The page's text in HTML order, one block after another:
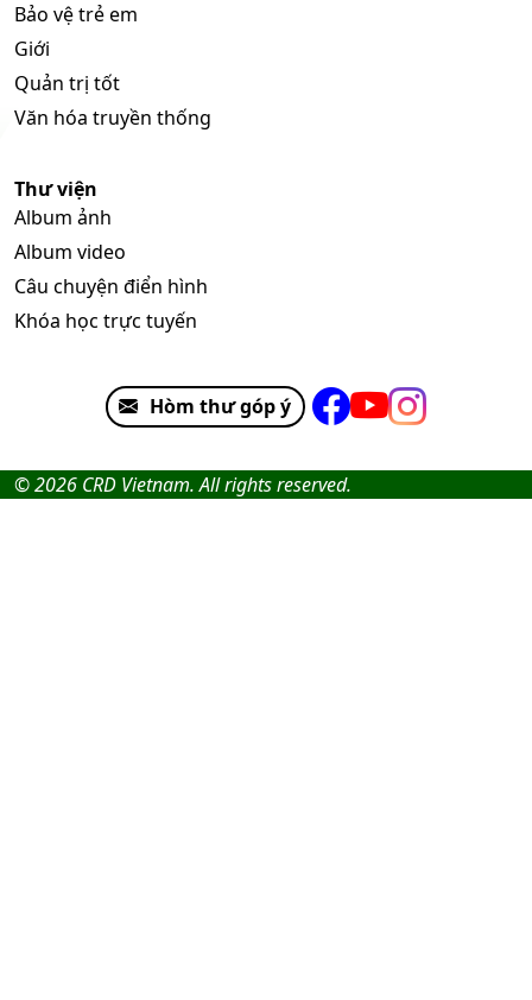
Bảo vệ trẻ em
Giới
Quản trị tốt
Văn hóa truyền thống
Thư viện
Album ảnh
Album video
Câu chuyện điển hình
Khóa học trực tuyến
Hòm thư góp ý
© 2026 CRD Vietnam. All rights reserved.